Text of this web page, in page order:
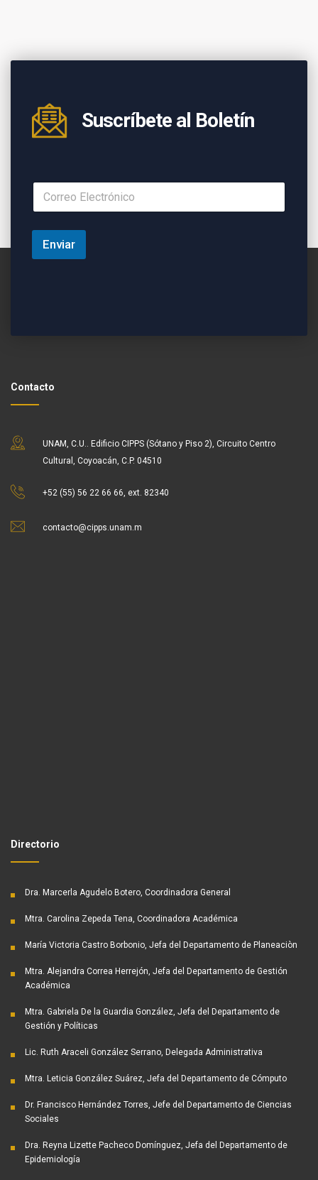
Suscríbete al Boletín
Enviar
Contacto
UNAM, C.U.. Edificio CIPPS (Sótano y Piso 2), Circuito Centro
Cultural, Coyoacán, C.P. 04510
+52 (55) 56 22 66 66, ext. 82340
contacto@cipps.unam.m
Directorio
Dra. Marcerla Agudelo Botero, Coordinadora General
Mtra. Carolina Zepeda Tena, Coordinadora Académica
María Victoria Castro Borbonio, Jefa del Departamento de Planeaciòn
Mtra. Alejandra Correa Herrejón, Jefa del Departamento de Gestión
Académica
Mtra. Gabriela De la Guardia González, Jefa del Departamento de
Gestión y Políticas
Lic. Ruth Araceli González Serrano, Delegada Administrativa
Mtra. Leticia González Suárez, Jefa del Departamento de Cómputo
Dr. Francisco Hernández Torres, Jefe del Departamento de Ciencias
Sociales
Dra. Reyna Lizette Pacheco Domínguez, Jefa del Departamento de
Epidemiología